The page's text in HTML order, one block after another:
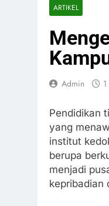
ARTIKEL
Admin
Pendidikan
yang
institut
berupa
menjadi
kepribadian